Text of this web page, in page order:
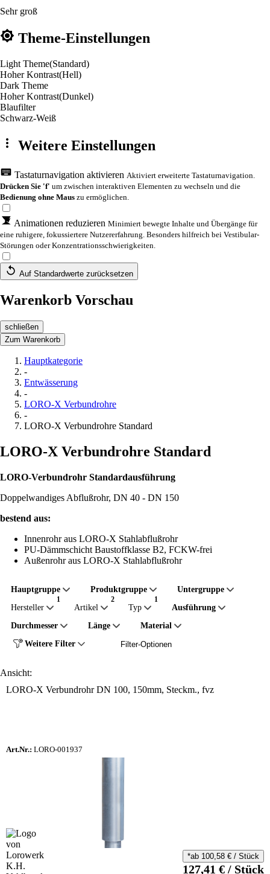
Sehr groß
Theme-Einstellungen
Light Theme(Standard)
Hoher Kontrast(Hell)
Dark Theme
Hoher Kontrast(Dunkel)
Blaufilter
Schwarz-Weiß
Weitere Einstellungen
Tastaturnavigation aktivieren Aktiviert erweiterte Tastaturnavigation.
Drücken Sie 'f' um zwischen interaktiven Elementen zu wechseln und die
Bedienung ohne Maus zu ermöglichen.
Animationen reduzieren Minimiert bewegte Inhalte und Übergänge für
eine ruhigere, fokussiertere Nutzererfahrung. Besonders hilfreich bei Vestibular-
Störungen oder Konzentrationsschwierigkeiten.
Auf Standardwerte zurücksetzen
Warenkorb Vorschau
schließen
Zum Warenkorb
Hauptkategorie
-
Entwässerung
-
LORO-X Verbundrohre
-
LORO-X Verbundrohre Standard
LORO-X Verbundrohre Standard
LORO-Verbundrohr Standardausführung
Doppelwandiges Abflußrohr, DN 40 - DN 150
bestend aus:
Innenrohr aus LORO-X Stahlabflußrohr
PU-Dämmschicht Baustoffklasse B2, FCKW-frei
Außenrohr aus LORO-X Stahlabflußrohr
Hauptgruppe Produktgruppe
Untergruppe
Hersteller
Artikel Typ
Ausführung
Durchmesser
Länge
Material
Weitere Filter
Filter-Optionen
Ansicht:
LORO-X Verbundrohr DN 100, 150mm, Steckm., fvz
Art.Nr.: LORO-001937
*ab 100,58 €/ Stück
127,41 €/ Stück